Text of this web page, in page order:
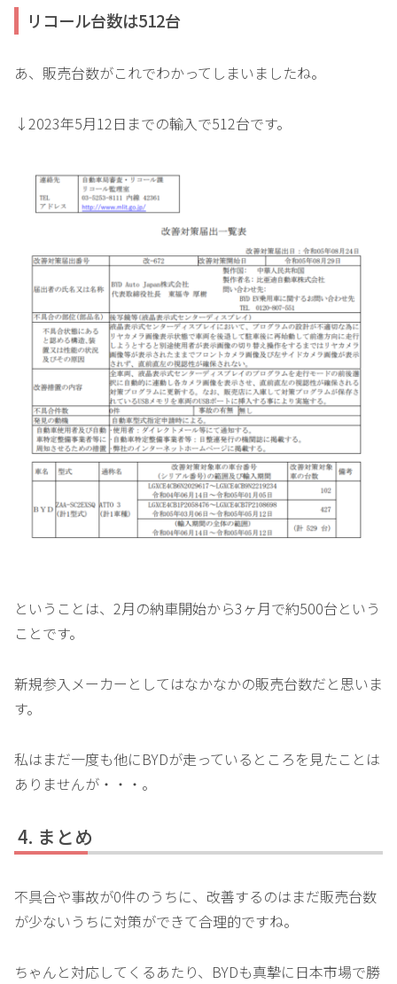
リコール台数は512台
あ、販売台数がこれでわかってしまいましたね。
↓2023年5月12日までの輸入で512台です。
ということは、2月の納車開始から3ヶ月で約500台という
ことです。
新規参入メーカーとしてはなかなかの販売台数だと思いま
す。
私はまだ一度も他にBYDが走っているところを見たことは
ありませんが・・・。
まとめ
不具合や事故が0件のうちに、改善するのはまだ販売台数
が少ないうちに対策ができて合理的ですね。
ちゃんと対応してくるあたり、BYDも真摯に日本市場で勝